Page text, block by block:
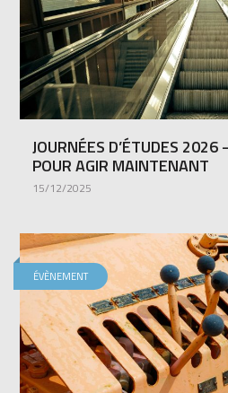
JOURNÉES D’ÉTUDES 2026
POUR AGIR MAINTENANT
15/12/2025
ÉVÈNEMENT